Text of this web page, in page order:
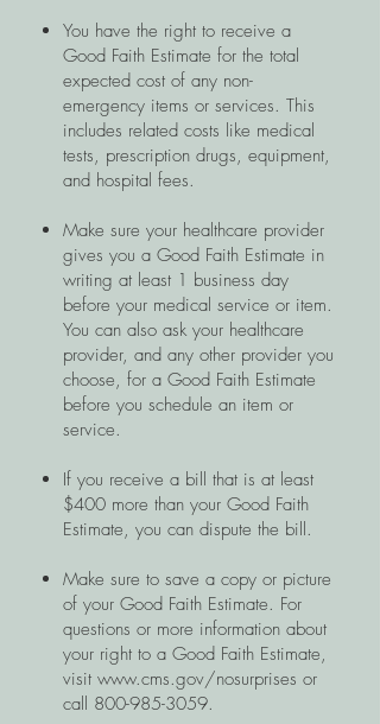
You have the right to receive a
Good Faith Estimate for the total
expected cost of any non-
emergency items or services. This
includes related costs like medical
tests, prescription drugs, equipment,
and hospital fees.
Make sure your healthcare provider
gives you a Good Faith Estimate in
writing at least 1 business day
before your medical service or item.
You can also ask your healthcare
provider, and any other provider you
choose, for a Good Faith Estimate
before you schedule an item or
service.
If you receive a bill that is at least
$400 more than your Good Faith
Estimate, you can dispute the bill.
Make sure to save a copy or picture
of your Good Faith Estimate. For
questions or more information about
your right to a Good Faith Estimate,
visit www.cms.gov/nosurprises or
call 800-985-3059.